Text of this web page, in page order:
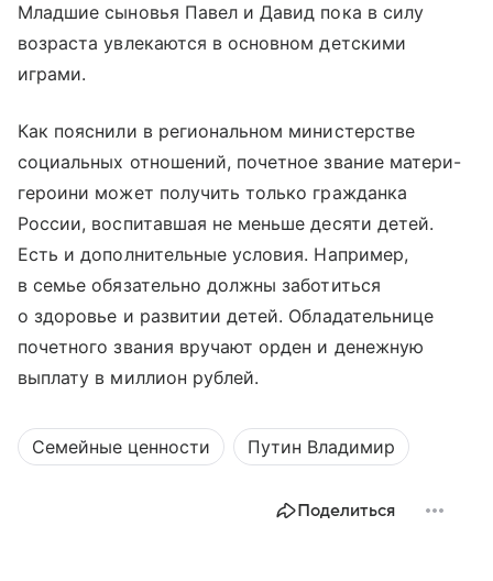
Младшие сыновья Павел и Давид пока в силу
возраста увлекаются в основном детскими
играми.
Как пояснили в региональном министерстве
социальных отношений, почетное звание матери-
героини может получить только гражданка
России, воспитавшая не меньше десяти детей.
Есть и дополнительные условия. Например,
в семье обязательно должны заботиться
о здоровье и развитии детей. Обладательнице
почетного звания вручают орден и денежную
выплату в миллион рублей.
Семейные ценности Путин Владимир
Поделиться